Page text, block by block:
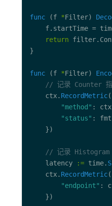
func (f *Filter)
f.startTime =
return
func (f *Filter)
// 记录 Counter
    ctx.
RecordMetric(
"method" :
"status" :
// 记录 Histogram
    latency
:= time.
    ctx.
RecordMetric(
"endpoint" :